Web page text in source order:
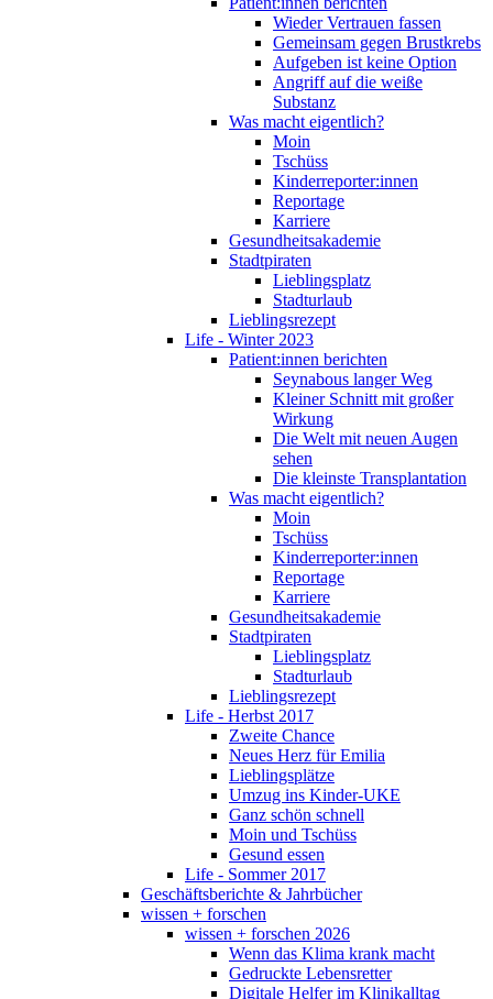
Wieder Vertrauen fassen
Gemeinsam gegen Brustkrebs
Aufgeben ist keine Option
Angriff auf die weiße
Substanz
Was macht eigentlich?
Moin
Tschüss
Kinderreporter:innen
Reportage
Karriere
Gesundheitsakademie
Stadtpiraten
Lieblingsplatz
Stadturlaub
Lieblingsrezept
Life - Winter 2023
Patient:innen berichten
Seynabous langer Weg
Kleiner Schnitt mit großer
Wirkung
Die Welt mit neuen Augen
sehen
Die kleinste Transplantation
Was macht eigentlich?
Moin
Tschüss
Kinderreporter:innen
Reportage
Karriere
Gesundheitsakademie
Stadtpiraten
Lieblingsplatz
Stadturlaub
Lieblingsrezept
Life - Herbst 2017
Zweite Chance
Neues Herz für Emilia
Lieblingsplätze
Umzug ins Kinder-UKE
Ganz schön schnell
Moin und Tschüss
Gesund essen
Life - Sommer 2017
Geschäftsberichte & Jahrbücher
wissen + forschen
wissen + forschen 2026
Wenn das Klima krank macht
Gedruckte Lebensretter
Digitale Helfer im Klinikalltag